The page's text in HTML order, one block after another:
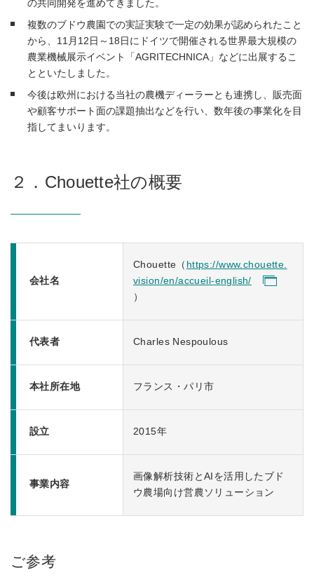
の共同開発を進めてきました。
複数のブドウ農園での実証実験で一定の効果が認められたこと
から、11月12日～18日にドイツで開催される世界最大規模の
農業機械展示イベント「AGRITECHNICA」などに出展するこ
とといたしました。
今後は欧州における当社の農機ディーラーとも連携し、販売面
や顧客サポート面の課題抽出などを行い、数年後の事業化を目
指してまいります。
２．Chouette社の概要
会社名
Chouette（ https://www.chouette.
vision/en/accueil-english/
）
代表者 Charles Nespoulous
本社所在地 フランス・パリ市
設立 2015年
事業内容
画像解析技術とAIを活用したブド
ウ農場向け営農ソリューション
ご参考